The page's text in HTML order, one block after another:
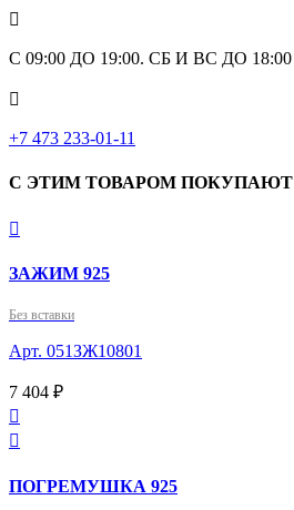

С 09:00 ДО 19:00. СБ И ВС ДО 18:00

+7 473 233-01-11
С ЭТИМ ТОВАРОМ ПОКУПАЮТ

ЗАЖИМ 925
Без вставки
Арт. 051ЗЖ10801
7 404 ₽


ПОГРЕМУШКА 925